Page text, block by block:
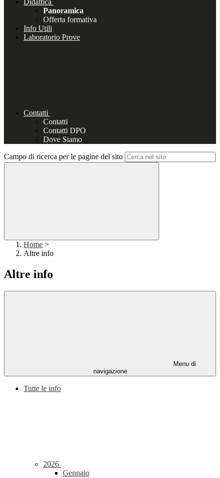
Didattica
Panoramica
Offerta formativa
Info Utili
Laboratorio Prove
Contatti
Contatti
Contatti DPO
Dove Siamo
Campo di ricerca per le pagine del sito
Home >
Altre info
Altre info
Menu di
navigazione
Tutte le info
2026
Gennaio